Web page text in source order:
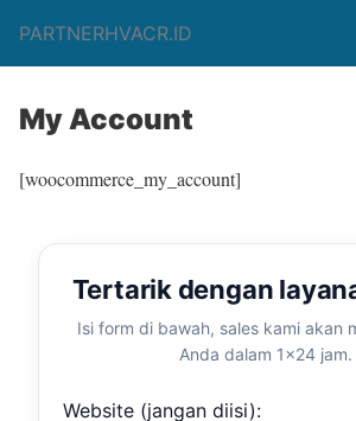
PARTNERHVACR.ID
My Account
[woocommerce_my_account]
Tertarik dengan
Isi form di bawah, sales kami akan
Anda dalam 1×24 jam.
Website (jangan diisi):